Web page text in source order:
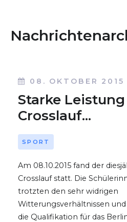
08. OKTOBER 2015
Starke
Crosslauf...
SPORT
Am 08.10.2015 fand der
Crosslauf statt. Die
trotzten den sehr widrigen
Witterungsverhältnissen
die Qualifikation für das